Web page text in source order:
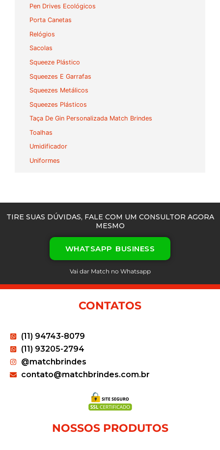
Pen Drives Ecológicos
Porta Canetas
Relógios
Sacolas
Squeeze Plástico
Squeezes E Garrafas
Squeezes Metálicos
Squeezes Plásticos
Taça De Gin Personalizada Match Brindes
Toalhas
Umidificador
Uniformes
TIRE SUAS DÚVIDAS, FALE COM UM CONSULTOR AGORA
MESMO
WHATSAPP BUSINESS
Vai dar Match no Whatsapp
CONTATOS
(11) 94743-8079
(11) 93205-2794
@matchbrindes
contato@matchbrindes.com.br
NOSSOS PRODUTOS